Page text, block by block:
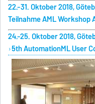
22.-31. Oktober 2018,
Teilnahme AML Workshop
24.-25. Oktober 2018,
5th AutomationML User